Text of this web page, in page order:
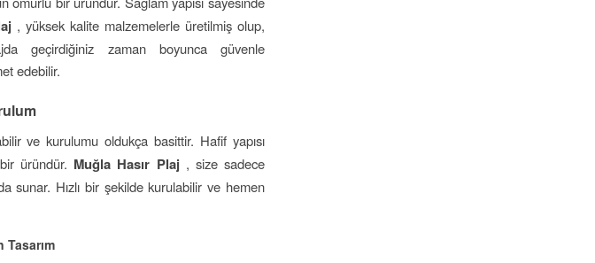
, yüksek kalite malzemelerle üretilmiş olup,
geçirdiğiniz zaman boyunca güvenle
edebilir.
ve kurulumu oldukça basittir. Hafif yapısı
üründür. Muğla Hasır Plaj , size sadece
sunar. Hızlı bir şekilde kurulabilir ve hemen
Tasarım